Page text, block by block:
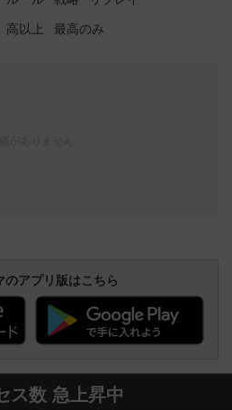
高以上 最高のみ
のアプリ版はこちら
ス数 急上昇中